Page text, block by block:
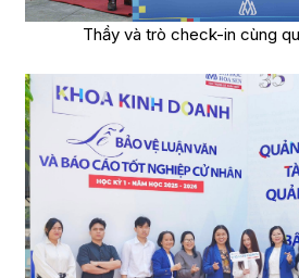
Thầy và trò check-in cùng